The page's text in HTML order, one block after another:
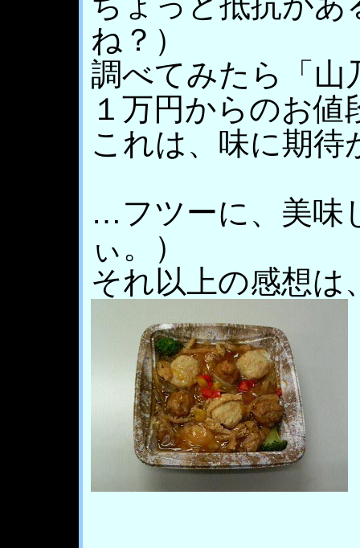
ね？）
調べてみたら「山
１万円からのお値
これは、味に期待
…フツーに、美味
ぃ。）
それ以上の感想